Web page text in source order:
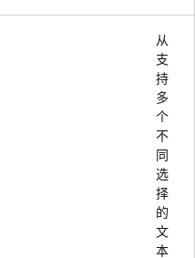
从
支
持
多
个
不
同
选
择
的
文
本